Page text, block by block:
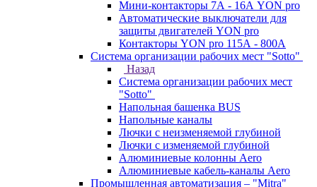
Мини-контакторы 7А - 16А YON pro
Автоматические выключатели для
защиты двигателей YON pro
Контакторы YON pro 115А - 800А
Система организации рабочих мест "Sotto"
Назад
Система организации рабочих мест
"Sotto"
Напольная башенка BUS
Напольные каналы
Лючки с неизменяемой глубиной
Лючки с изменяемой глубиной
Алюминиевые колонны Aero
Алюминиевые кабель-каналы Aero
Промышленная автоматизация – "Mitra"